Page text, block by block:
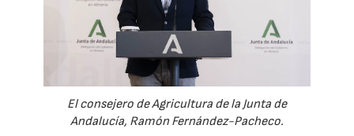
El consejero de Agricultura de la Junta de
Andalucía, Ramón Fernández-Pacheco.